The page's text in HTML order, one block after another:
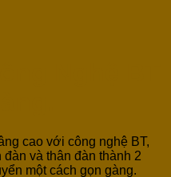
cao với công nghệ BT,
và thân đàn thành 2
một cách gọn gàng.